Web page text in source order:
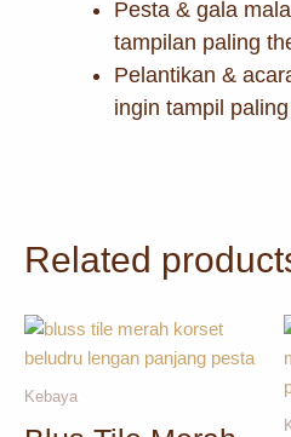
Pesta & gala
tampilan paling
Pelantikan &
ingin tampil
Related
Kebaya